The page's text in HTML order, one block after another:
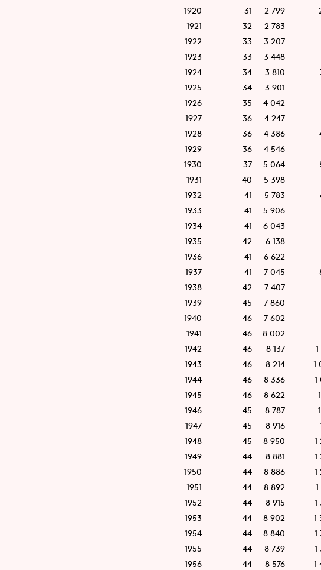
1920
31 2 799
1921
32 2 783
1922
33 3 207
1923
33 3 448
1924
34 3 810
1925
34 3 901
1926
35 4 042
1927
36 4 247
1928
36 4 386
1929
36 4 546
1930
37 5 064
1931
40 5 398
1932
41 5 783
1933
41 5 906
1934
41 6 043
1935
42 6 138
1936
41 6 622
1937
41 7 045
1938
42 7 407
1939
45 7 860
1940
46 7 602
1941
46 8 002
1942
46 8 137
1943
46 8 214 1
1944
46 8 336 1
1945
46 8 622
1946
45 8 787
1947
45 8 916
1948
45 8 950 1
1949
44 8 881 1
1950
44 8 886 1
1951
44 8 892
1952
44 8 915 1
1953
44 8 902 1
1954
44 8 840 1
1955
44 8 739 1
1956
44 8 576 1